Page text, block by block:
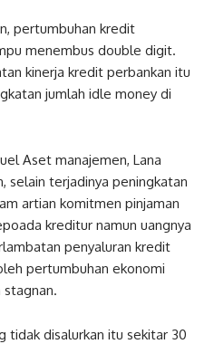
pertumbuhan kredit
menembus double digit.
kinerja kredit perbankan itu
jumlah idle money di
Aset manajemen, Lana
selain terjadinya peningkatan
artian komitmen pinjaman
kreditur namun uangnya
penyaluran kredit
pertumbuhan ekonomi
stagnan.
tidak disalurkan itu sekitar 30